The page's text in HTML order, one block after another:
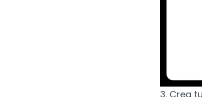
3. Crea